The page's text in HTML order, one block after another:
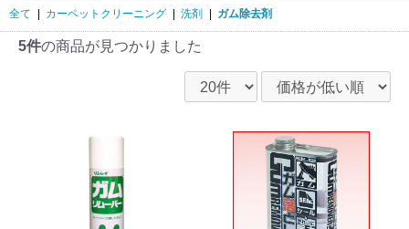
全て カーペットクリーニング 洗剤 ガム除去剤
5件の商品が見つかりました